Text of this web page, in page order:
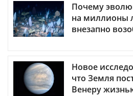
Почему
на миллионы
внезапно
Новое
что Земля
Венеру